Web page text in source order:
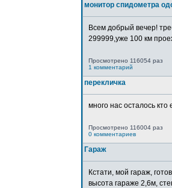
монитор спидометра
Всем добрый вечер!
299999,уже 100 км
Просмотрено 116054 раз
1 комментарий
перекличка
много нас осталось
Просмотрено 116004 раз
0 комментариев
Гараж
Кстати, мой гараж,
высота гараже 2,6м,